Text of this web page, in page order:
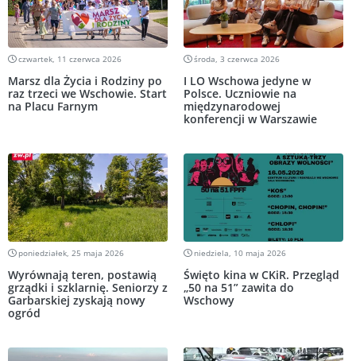
czwartek, 11 czerwca 2026
Marsz dla Życia i Rodziny po
raz trzeci we Wschowie. Start
na Placu Farnym
środa, 3 czerwca 2026
I LO Wschowa jedyne w
Polsce. Uczniowie na
międzynarodowej
konferencji w Warszawie
poniedziałek, 25 maja 2026
Wyrównają teren, postawią
grządki i szklarnię. Seniorzy z
Garbarskiej zyskają nowy
ogród
niedziela, 10 maja 2026
Święto kina w CKiR. Przegląd
„50 na 51” zawita do
Wschowy